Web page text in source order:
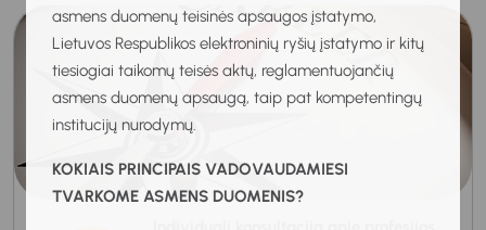
asmens duomenų teisinės apsaugos įstatymo,
Lietuvos Respublikos elektroninių ryšių įstatymo ir kitų
tiesiogiai taikomų teisės aktų, reglamentuojančių
asmens duomenų apsaugą, taip pat kompetentingų
institucijų nurodymų.
KOKIAIS PRINCIPAIS VADOVAUDAMIESI
TVARKOME ASMENS DUOMENIS?